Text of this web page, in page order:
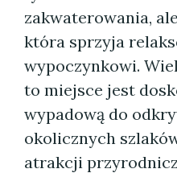
zakwaterowania,
która sprzyja
wypoczynkowi.
to miejsce jest
wypadową do
okolicznych
atrakcji